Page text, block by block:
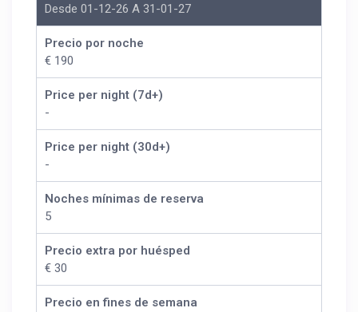
Desde 01-12-26 A 31-01-27
Precio por noche
€ 190
Price per night (7d+)
-
Price per night (30d+)
-
Noches mínimas de reserva
5
Precio extra por huésped
€ 30
Precio en fines de semana